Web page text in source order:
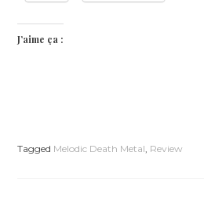
J’aime ça :
Tagged Melodic Death Metal Review